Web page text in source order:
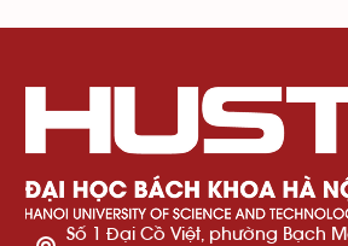
Số 1 Đại Cồ Việt, phường Bạch